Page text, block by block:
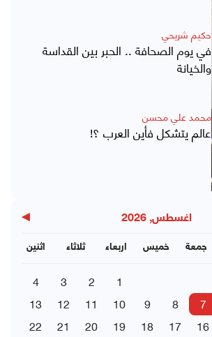
حكيم شريحي
في يوم الصحافة .. الحبر بين القداسة
والخيانة
محمد علي محسن
عالم يتشكل فأين العرب ؟!
اغسطس, 2026 ▶
اثنين ثلاثاء اربعاء خميس جمعة
1
2
3
4
7
8
9
10
11
12
13
16
17
18
19
20
21
22